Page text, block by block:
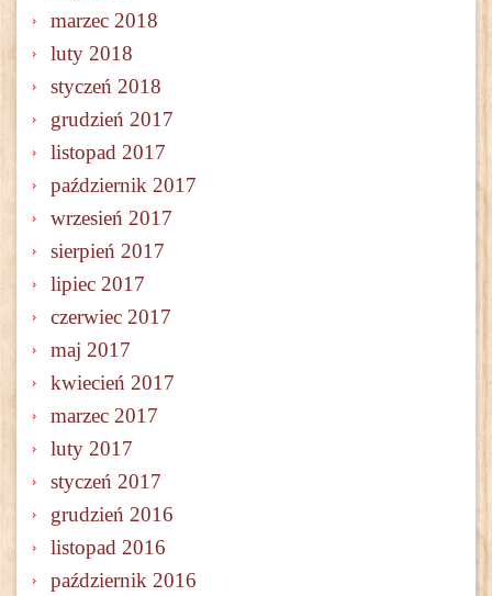
marzec 2018
luty 2018
styczeń 2018
grudzień 2017
listopad 2017
październik 2017
wrzesień 2017
sierpień 2017
lipiec 2017
czerwiec 2017
maj 2017
kwiecień 2017
marzec 2017
luty 2017
styczeń 2017
grudzień 2016
listopad 2016
październik 2016